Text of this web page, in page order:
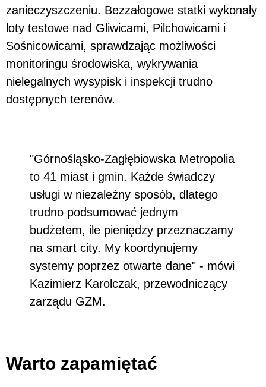
zanieczyszczeniu. Bezzałogowe statki wykonały
loty testowe nad Gliwicami, Pilchowicami i
Sośnicowicami, sprawdzając możliwości
monitoringu środowiska, wykrywania
nielegalnych wysypisk i inspekcji trudno
dostępnych terenów.
"Górnośląsko-Zagłębiowska Metropolia
to 41 miast i gmin. Każde świadczy
usługi w niezależny sposób, dlatego
trudno podsumować jednym
budżetem, ile pieniędzy przeznaczamy
na smart city. My koordynujemy
systemy poprzez otwarte dane" - mówi
Kazimierz Karolczak, przewodniczący
zarządu GZM.
Warto zapamiętać